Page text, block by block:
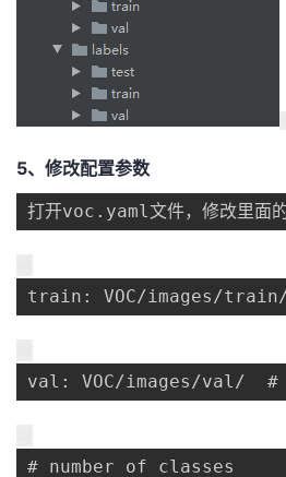
5、修改配置参数
打开voc.yaml文件，修改里面
train: VOC/images/train/
val: VOC/images/val/  # 验
# number of classes